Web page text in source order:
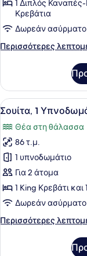
Υπνοδωμάτια
1 Διπλός
Κρεβάτια
Δωρεάν ασύρματο
Περισσότερες
Περισσότερες
Σουίτα,
4
Υπνοδωμάτια
Προβολή
όλων
των
φωτογραφιών
για
Σουίτα,
1
Υπνοδωμάτιο,
στη
11
Σουίτα, 1
Θέα στη θάλασσα
86 τ.μ.
1 υπνοδωμάτιο
Για 2 άτομα
1 King Κρεβάτι
Δωρεάν ασύρματο
Περισσότερες
Περισσότερες